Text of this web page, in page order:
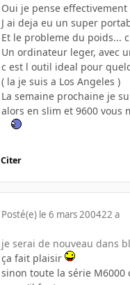
Oui je pense
J ai deja eu un super
Et le probleme du poids...
Un ordinateur leger, avec
c est l outil ideal pour
( la je suis a Los Angeles )
La semaine prochaine je
alors en slim et 9600 vous
Citer
Posté(e) le 6 mars 200422 a
je serai de nouveau dans
ça fait plaisir
sinon toute la série M6000